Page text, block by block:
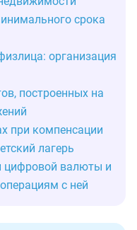
срока
организация
построенных на
при компенсации
лагерь
цифровой валюты и
с ней